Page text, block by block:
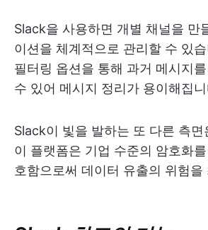
Slack을 사용하면 개별 채널을 만
이션을 체계적으로 관리할 수 있
필터링 옵션을 통해 과거 메시지
수 있어 메시지 정리가 용이해집
Slack이 빛을 발하는 또 다른 측면
이 플랫폼은 기업 수준의 암호화
호함으로써 데이터 유출의 위험을